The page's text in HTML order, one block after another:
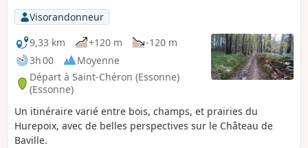
Visorandonneur
9,33 km
+120 m
-120 m
3h 00
Moyenne
Départ à Saint-Chéron (Essonne)
(Essonne)
Un itinéraire varié entre bois, champs, et prairies du
Hurepoix, avec de belles perspectives sur le Château de
Baville.